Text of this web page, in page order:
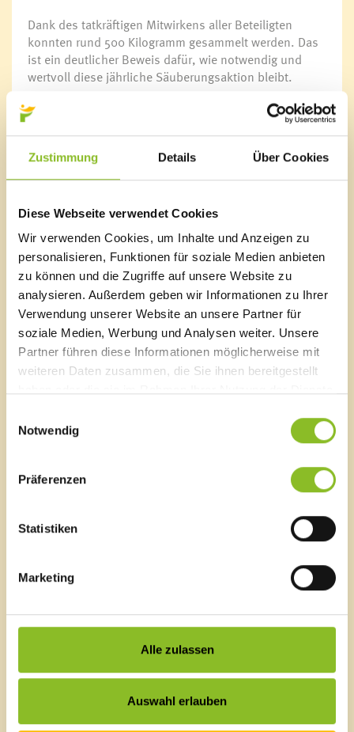
Zustimmung Details Über Cookies
Diese Webseite verwendet Cookies
Wir verwenden Cookies, um Inhalte und Anzeigen zu
personalisieren, Funktionen für soziale Medien anbieten
zu können und die Zugriffe auf unsere Website zu
analysieren. Außerdem geben wir Informationen zu Ihrer
Verwendung unserer Website an unsere Partner für
soziale Medien, Werbung und Analysen weiter. Unsere
Partner führen diese Informationen möglicherweise mit
weiteren Daten zusammen, die Sie ihnen bereitgestellt
Notwendig
Präferenzen
Statistiken
Marketing
Alle zulassen
Auswahl erlauben
Dank des tatkräftigen Mitwirkens aller Beteiligten
konnten rund 500 Kilogramm gesammelt werden. Das
ist ein deutlicher Beweis dafür, wie notwendig und
wertvoll diese jährliche Säuberungsaktion bleibt.
Abschluss und Dank
Nach getaner Arbeit lud die Marktgemeinde Frastanz
alle 250 Mitwirkenden zu einer gemeinsamen Jause
ein, die durch die 1. Vorarlberger Guggamusig
Schneggahüsler vorbereitet und serviert wurde. Bei
auszutauschen und den erfolgreichen Vormittag
gemeinsam ausklingen zu lassen.
Obmann des Ausschusses Energie und Lebensraum,
Robert Schöch, hob die Bedeutung des gemeinsamen
Engagements hervor:„Eine saubere Umwelt ist die
Grundlage für hohe Lebensqualität heute und für
kommende Generationen. Die Flurreinigung zeigt
eindrucksvoll, wie stark das Bewusstsein für Natur-
und Ressourcenschutz in unserer Gemeinde verankert
ist.“
Die Marktgemeinde Frastanz bedankt sich bei allen
freiwilligen Helferinnen und Helfern, den zahlreichen
wichtigen Beitrag zur Sauberkeit und Lebensqualität in
Marktgemeinde Frastanz
A-6820 Frastanz, Österreich
T0043 5522 51534-0
E-Mail an das Gemeindeamt